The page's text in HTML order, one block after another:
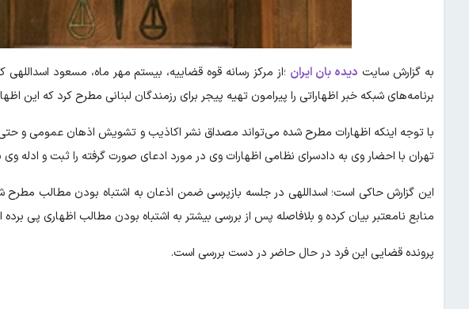
به گزارش سایت دیده بان ایران ؛از مرکز رسانه قوه قضاییه، بیستم مهر ماه، مسعود
برنامه‌های شبکه خبر اظهاراتی را پیرامون تهیه پیجر برای رزمندگان لبنانی مطرح کرد که این
با توجه اینکه اظهارات مطرح شده می‌تواند مصداق نشر اکاذیب و تشویش اذهان عمومی و
تهران با احضار وی به دادسرای نظامی اظهارات وی در مورد ادعای صورت گرفته را ثبت و ادله وی
این گزارش حاکی است؛ اسداللهی در جلسه بازپرسی ضمن اذعان به اشتباه بودن مطالب مطرح
منابع نامعتبر بیان کرده و بلافاصله پس از بررسی بیشتر به اشتباه بودن مطالب اظهاری پی
پرونده قضایی این فرد در حال حاضر در دست بررسی است.